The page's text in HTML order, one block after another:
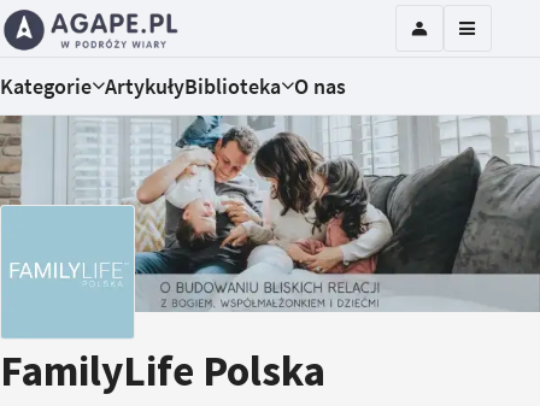
Kategorie ArtykułyBiblioteka O nas
FamilyLife Polska